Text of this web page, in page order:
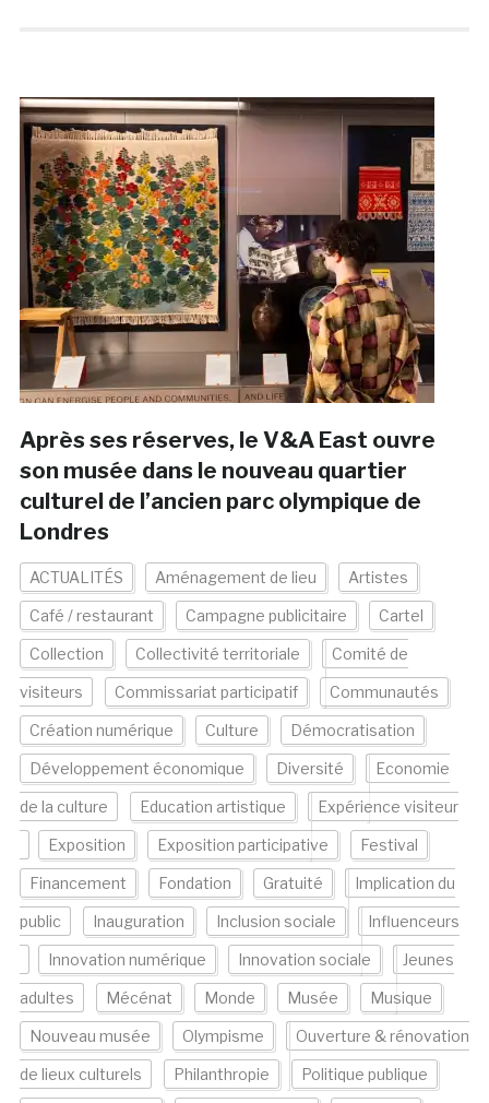
Après ses réserves, le V&A East ouvre
son musée dans le nouveau quartier
culturel de l’ancien parc olympique de
Londres
ACTUALITÉS Aménagement de lieu Artistes
Café / restaurant Campagne publicitaire Cartel
Collection Collectivité territoriale Comité de
visiteurs Commissariat participatif Communautés
Création numérique Culture Démocratisation
Développement économique Diversité Economie
de la culture Education artistique Expérience visiteur
Exposition Exposition participative Festival
Financement Fondation Gratuité Implication du
public Inauguration Inclusion sociale Influenceurs
Innovation numérique Innovation sociale Jeunes
adultes Mécénat Monde Musée Musique
Nouveau musée Olympisme Ouverture & rénovation
de lieux culturels Philanthropie Politique publique